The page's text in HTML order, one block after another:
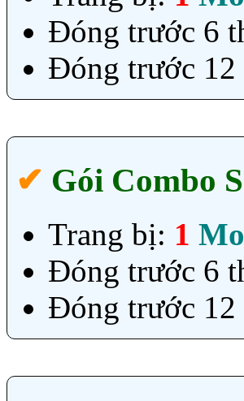
Đóng trước 6
Đóng trước 12
✔‎ Gói Combo
Trang bị: 1
Đóng trước 6
Đóng trước 12